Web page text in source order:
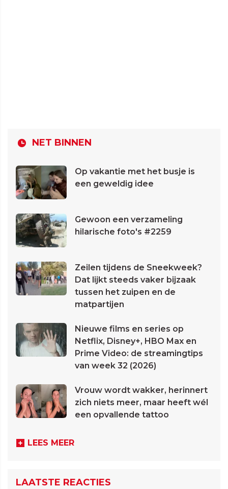
NET BINNEN
Op vakantie met het busje is
een geweldig idee
Gewoon een verzameling
hilarische foto's #2259
Zeilen tijdens de Sneekweek?
Dat lijkt steeds vaker bijzaak
tussen het zuipen en de
matpartijen
Nieuwe films en series op
Netflix, Disney+, HBO Max en
Prime Video: de streamingtips
van week 32 (2026)
Vrouw wordt wakker, herinnert
zich niets meer, maar heeft wél
een opvallende tattoo
LEES MEER
LAATSTE REACTIES